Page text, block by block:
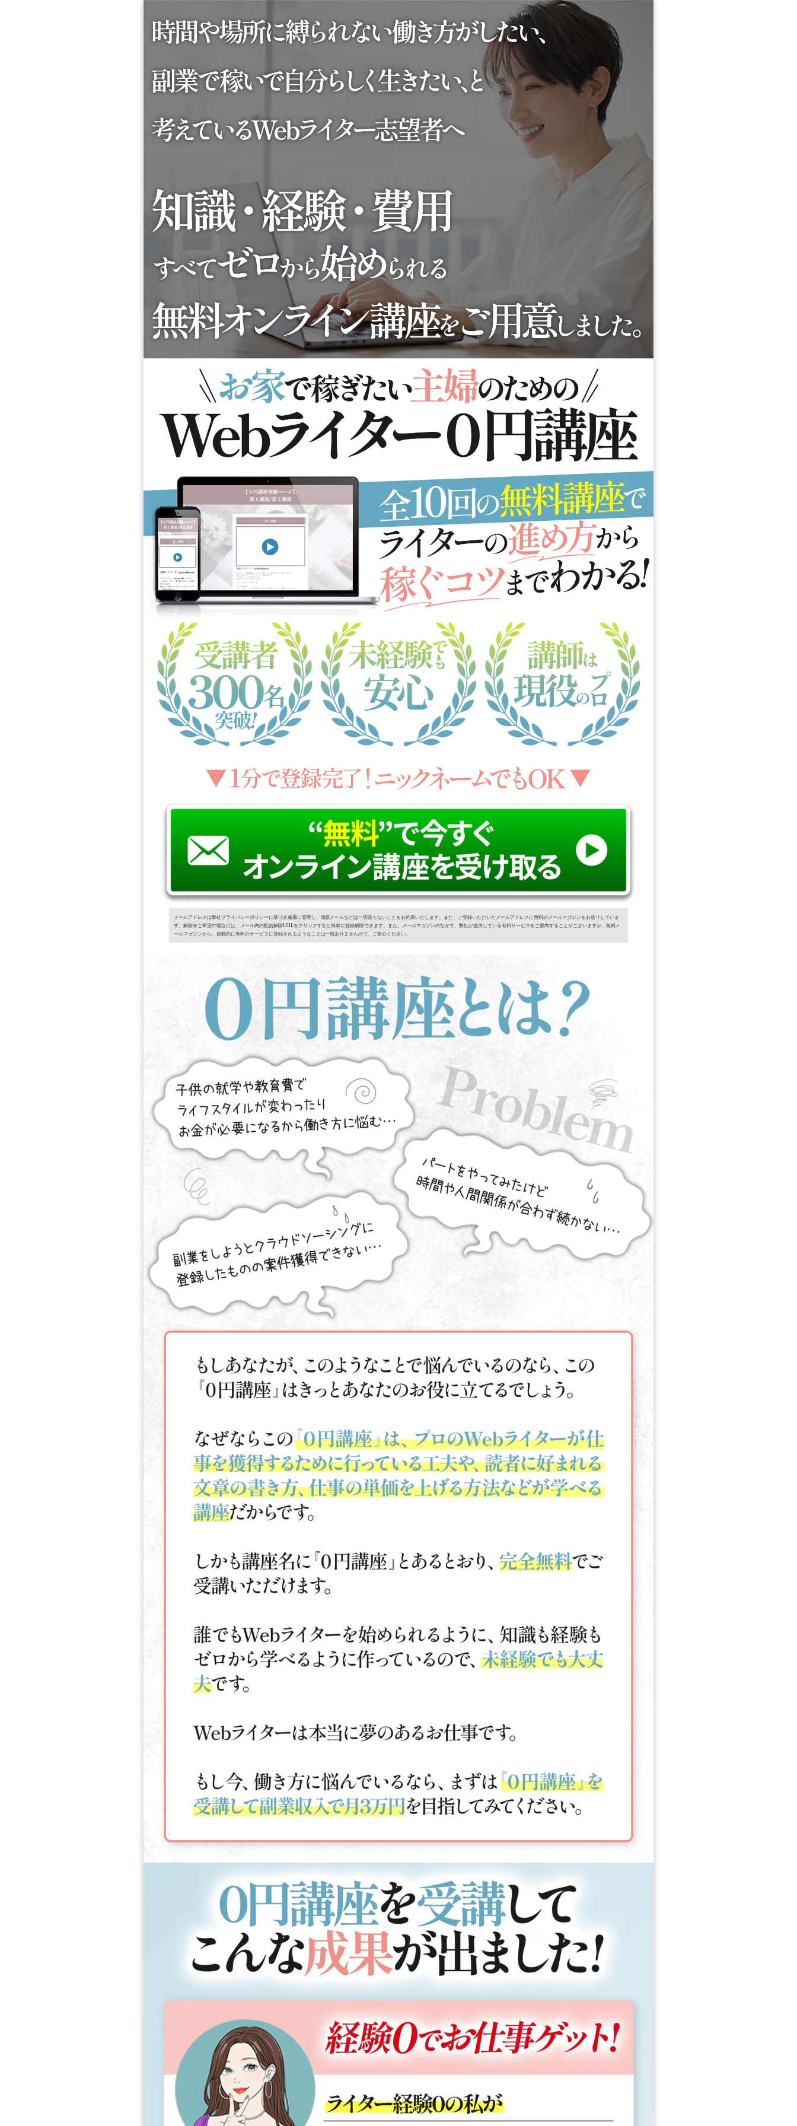
メールアドレスは弊社プライバシーポリシーに基づき厳重に管理し、迷惑メールなどは一切送らないことをお約束いたします。また、ご登録いただいたメールアドレスに無料のメールマガジンをお送りしていま
す。解除をご希望の場合には、メール内の配信解除URLをクリックすると簡単に登録解除できます。また、メールマガジンのなかで、弊社が提供している有料サービスをご案内することがございますが、無料メ
ールマガジンから、自動的に有料のサービスに登録されるようなことは一切ありませんので、ご安心ください。